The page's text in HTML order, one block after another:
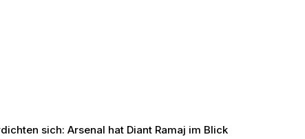
sich: Arsenal hat Diant Ramaj im Blick